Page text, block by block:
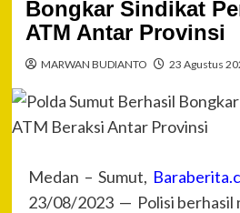
Bongkar Sindikat
ATM Antar Provinsi
MARWAN BUDIANTO 23 Agustus
Medan – Sumut,
23/08/2023 — Polisi berhasil